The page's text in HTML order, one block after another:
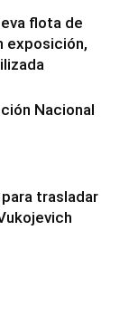
flota de
exposición,
Nacional
trasladar